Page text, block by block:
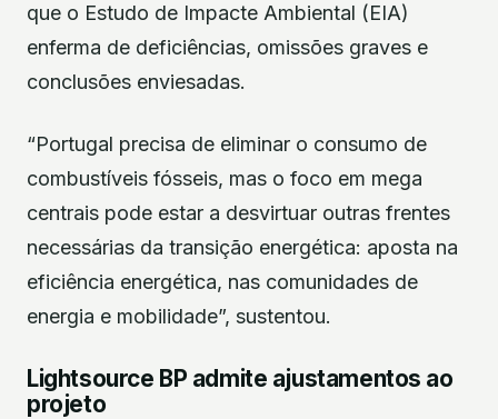
que o Estudo de Impacte Ambiental (EIA)
enferma de deficiências, omissões graves e
conclusões enviesadas.
“Portugal precisa de eliminar o consumo de
combustíveis fósseis, mas o foco em mega
centrais pode estar a desvirtuar outras frentes
necessárias da transição energética: aposta na
eficiência energética, nas comunidades de
energia e mobilidade”, sustentou.
Lightsource BP admite ajustamentos ao
projeto